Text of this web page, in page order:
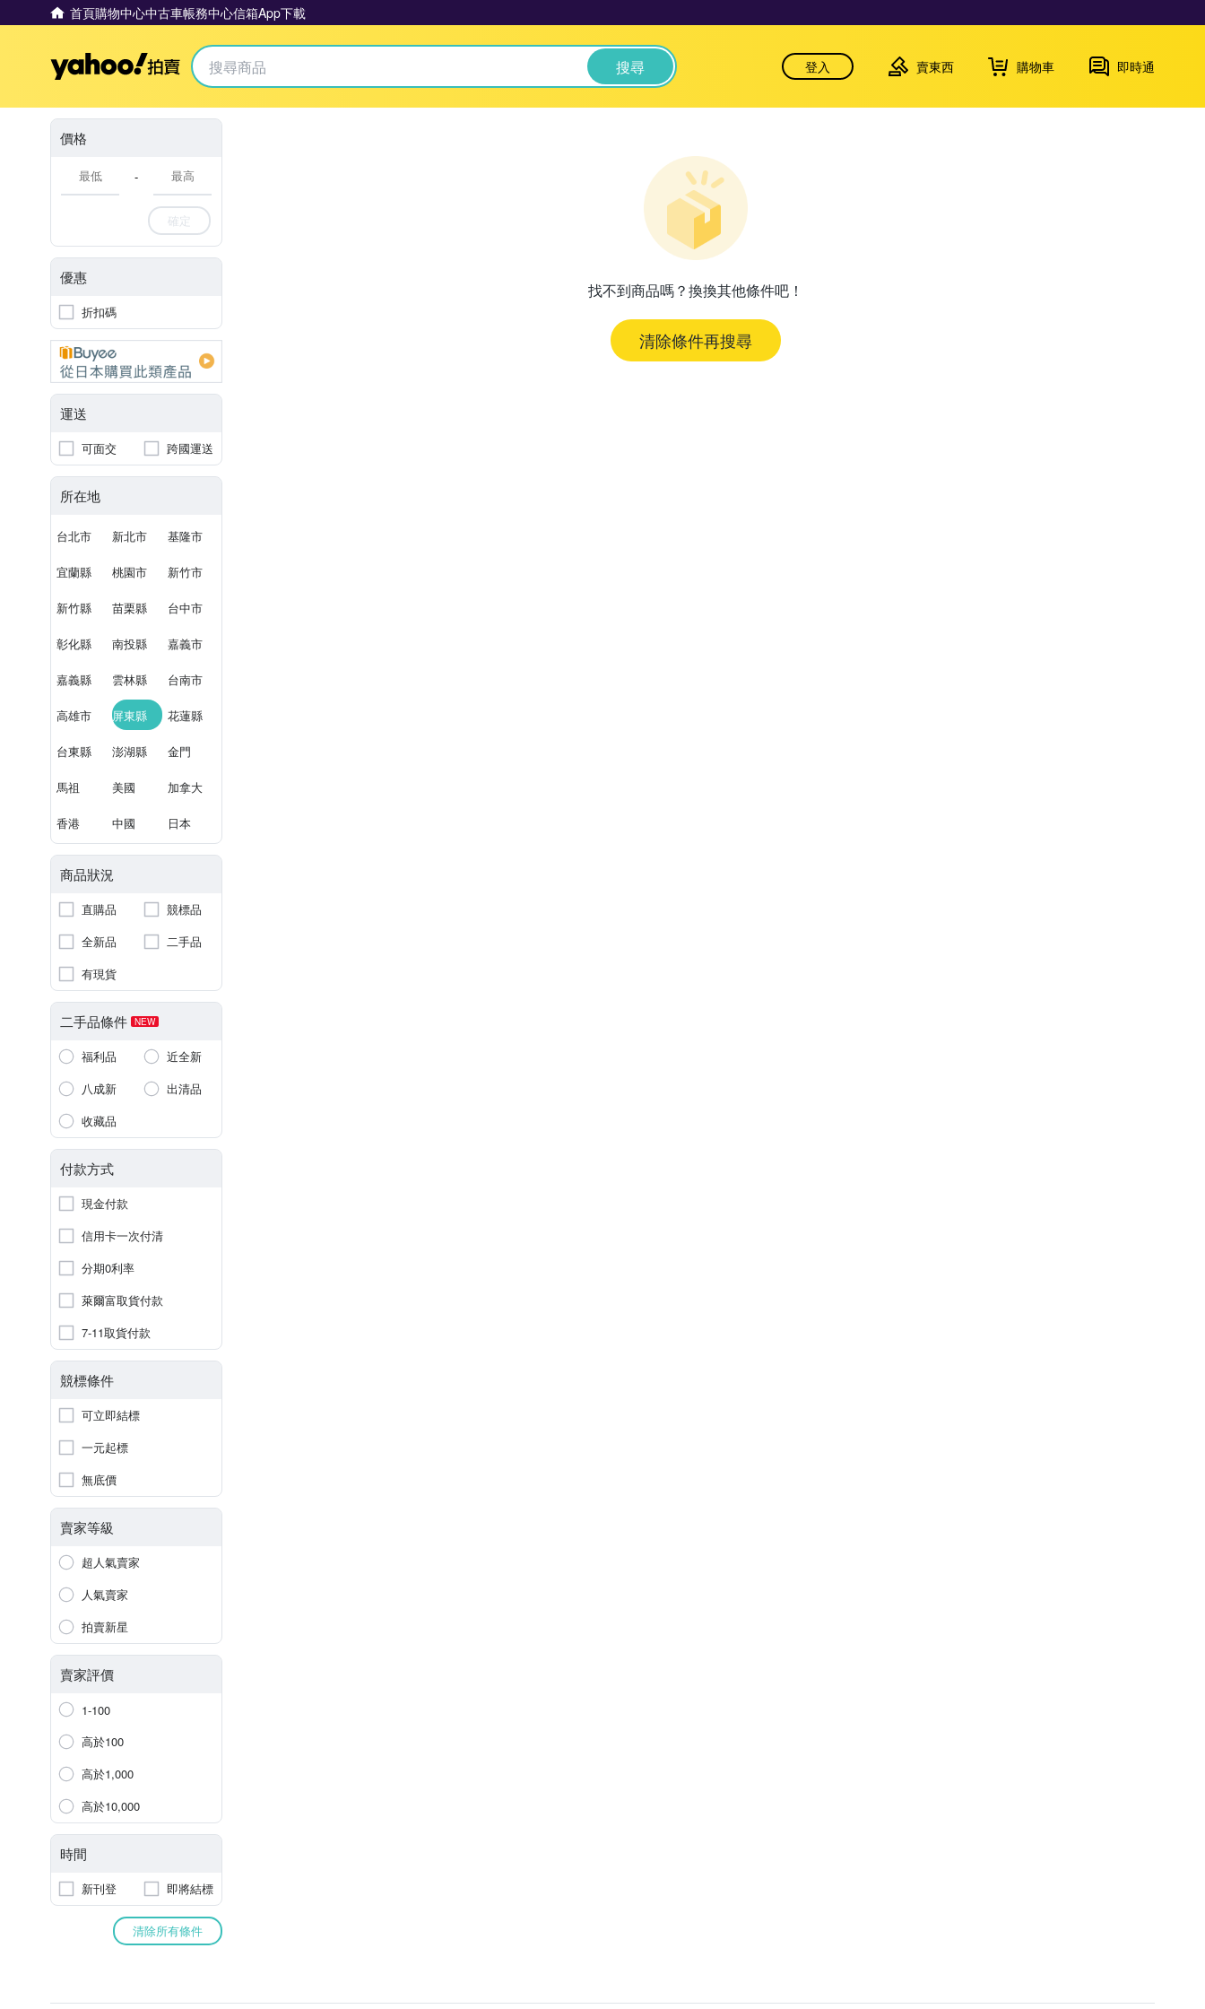
首頁購物中心中古車帳務中心信箱App下載
Yahoo拍賣 搜尋 登入 賣東西 購物車 即時通
價格
-
確定
優惠
折扣碼
運送
可面交 跨國運送
所在地
台北市 新北市 基隆市
宜蘭縣 桃園市 新竹市
新竹縣 苗栗縣 台中市
彰化縣 南投縣 嘉義市
嘉義縣 雲林縣 台南市
高雄市 屏東縣 花蓮縣
台東縣 澎湖縣 金門
馬祖 美國 加拿大
香港 中國 日本
商品狀況
直購品
競標品
全新品
二手品
有現貨
二手品條件 NEW
福利品
近全新
八成新
出清品
收藏品
付款方式
現金付款
信用卡一次付清
分期0利率
萊爾富取貨付款
7-11取貨付款
競標條件
可立即結標
一元起標
無底價
賣家等級
超人氣賣家
人氣賣家
拍賣新星
賣家評價
1-100
高於100
高於1,000
高於10,000
時間
新刊登 即將結標
清除所有條件
找不到商品嗎？換換其他條件吧！
清除條件再搜尋